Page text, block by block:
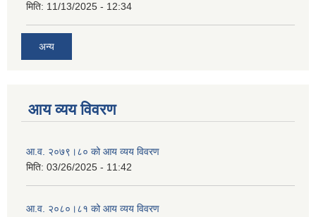
मिति: 11/13/2025 - 12:34
अन्य
आय व्यय विवरण
आ.व. २०७९।८० को आय व्यय विवरण
मिति: 03/26/2025 - 11:42
आ.व. २०८०।८१ को आय व्यय विवरण